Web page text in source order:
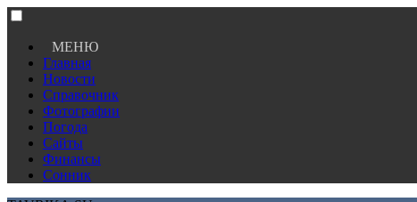
МЕНЮ
Главная
Новости
Справочник
Фотографии
Погода
Сайты
Финансы
Сонник